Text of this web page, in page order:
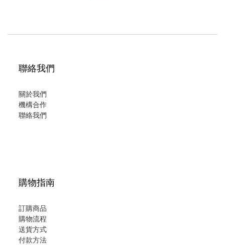
聯絡我們
關於我們
機構合作
聯絡我們
購物指南
訂購商品
購物流程
送貨方式
付款方法